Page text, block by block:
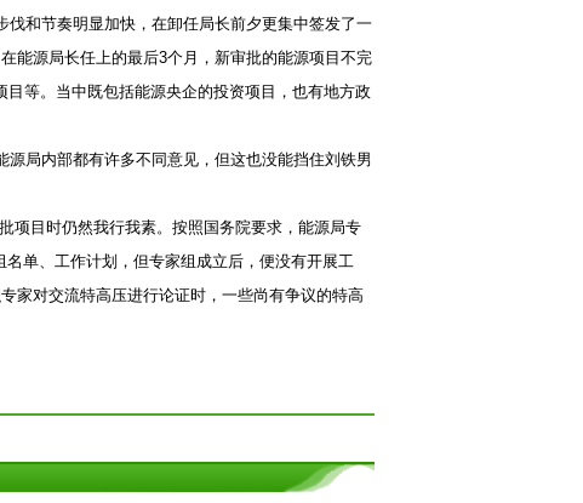
和节奏明显加快，在卸任局长前夕更集中签发了一
能源局长任上的最后3个月，新审批的能源项目不完
等。当中既包括能源央企的投资项目，也有地方政
局内部都有许多不同意见，但这也没能挡住刘铁男
项目时仍然我行我素。按照国务院要求，能源局专
单、工作计划，但专家组成立后，便没有开展工
家对交流特高压进行论证时，一些尚有争议的特高